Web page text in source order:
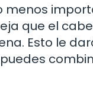
menos
que el
Esto le